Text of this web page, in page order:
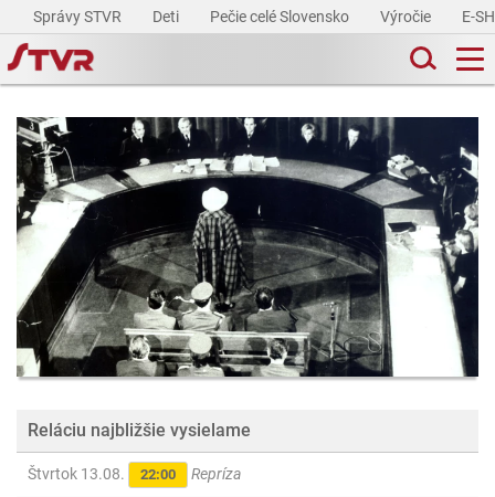
Správy STVR Deti Pečie celé Slovensko Výročie E-
Reláciu najbližšie vysielame
Štvrtok 13.08. 22:00 Repríza